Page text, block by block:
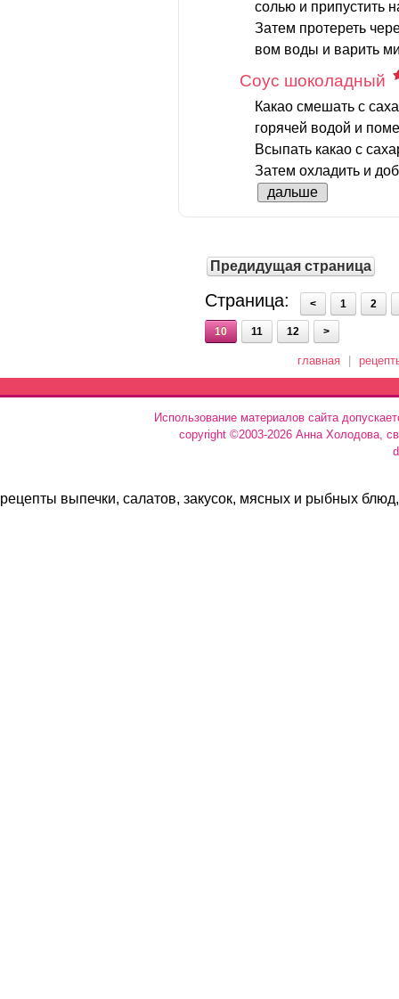
солью и припустить
Затем протереть
вом воды и варить
Соус шоколадный
Какао смешать с
горячей водой и
Всыпать какао с
Затем охладить и
дальше
Предидущая страница
Страница: < 1 2
10 11 12 >
главная
Использование материалов сайта
copyright ©2003-2026 Анна Холодова,
рецепты выпечки, салатов, закусок, мясных и рыбных